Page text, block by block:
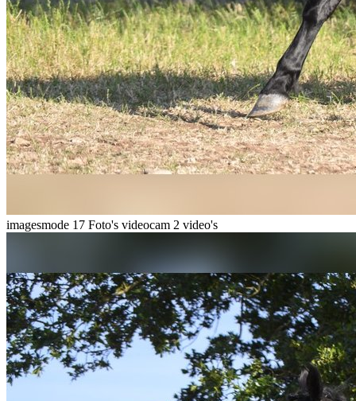
imagesmode 17 Foto's videocam 2 video's